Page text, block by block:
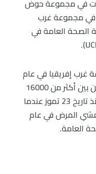
في مجموعة حوض
يتراوح في مجموعة غرب
لمدرسة الصحة العامة في
إفريقيا في عام
2022. أُبلغ عن خمس حالات وفاة من بين أكثر من 16000
حالة إصابة في جميع أنحاء العالم منذ تاريخ 23 تموز عندما
المرض في عام